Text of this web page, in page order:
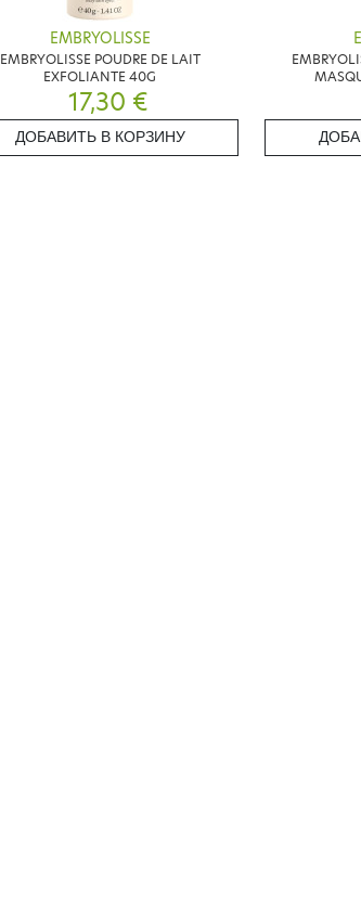
EMBRYOLISSE
EMBRYOLISSE POUDRE DE LAIT
EXFOLIANTE 40G
17,30 €
ДОБАВИТЬ В КОРЗИНУ